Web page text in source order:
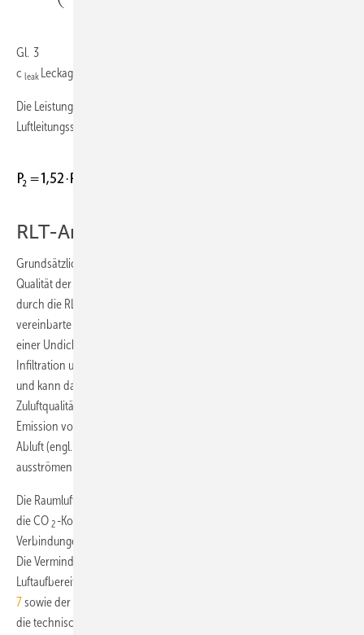
Gl. 3
c leak Leckagefaktor für die Luftdichtheitsklasse nach
Die Leistungsaufnahme aufgrund der Undichtheit des
Luftleitungssystems ergibt sich damit für die Standardklasse zu:
RLT-Anlagenbetrieb und Luftqualität
Grundsätzlich wird für den RLT-Anlagenbetrieb gefordert, dass die
Qualität der Zuluft (engl.: supply air, SUP) im Vergleich zur Außenluft
durch die RLT-Anlage nicht beeinträchtigt werden darf, damit die
vereinbarte Raumluftqualität gewährleistet werden kann. Aufgrund
einer Undichtheit des Luftleitungssystems strömt jedoch bei der
Infiltration unaufbereitete Luft aus der Umgebung in die Zuluftleitung
und kann dadurch zu einer unerwünschten Änderung der
Zuluftqualität führen. Für den Fall der Exfiltration kann durch die
Emission von Stoffen wie CO
Abluft (engl.: extract air, ETA) aus der Luftleitung in die Umgebung
ausströmen.
Die Raumluftqualität wird im Wesentlichen über die Staubbelastung,
die CO 2 -Konzentration und die flüchtigen organischen
Verbindungen (engl.: volatile organic compound, VOC) beschrieben.
Die Verminderung der Staubbelastung erfolgt über die technische
Luftaufbereitung durch Filterung und die der CO
7sowie der VOCs durch die Größe des Außenluftvolumenstroms. Für
die technische Aufbereitung werden in [4] Luftfilterqualitäten in